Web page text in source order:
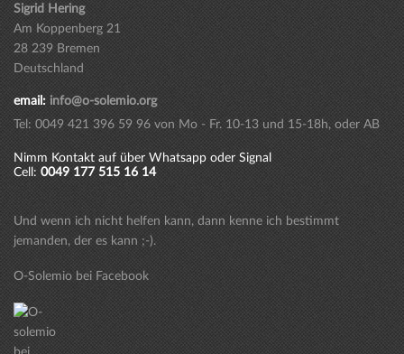
Sigrid Hering
Am Koppenberg 21
28 239 Bremen
Deutschland
email: info@o-solemio.org
Tel: 0049 421 396 59 96 von Mo - Fr. 10-13 und 15-18h, oder AB
Nimm Kontakt auf über Whatsapp oder Signal
Cell: 0049 177 515 16 14
Und wenn ich nicht helfen kann, dann kenne ich bestimmt
jemanden, der es kann ;-).
O-Solemio bei Facebook